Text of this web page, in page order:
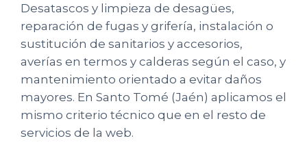
Desatascos y limpieza de desagües,
reparación de fugas y grifería, instalación o
sustitución de sanitarios y accesorios,
averías en termos y calderas según el caso, y
mantenimiento orientado a evitar daños
mayores. En Santo Tomé (Jaén) aplicamos el
mismo criterio técnico que en el resto de
servicios de la web.